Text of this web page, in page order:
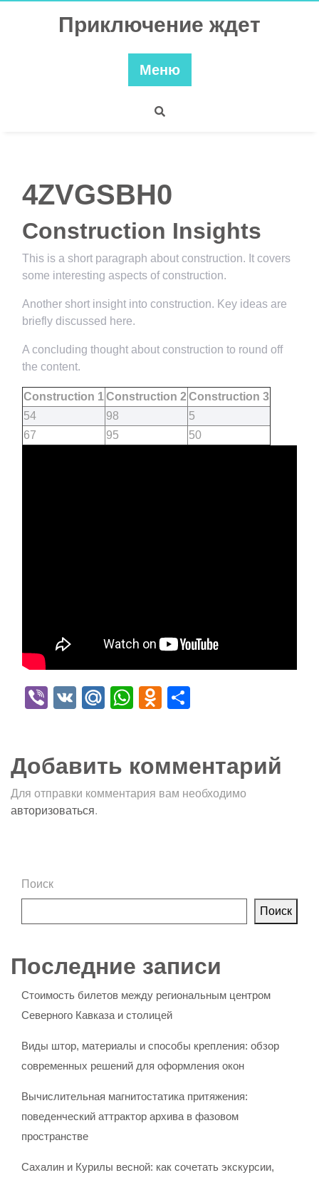
Приключение ждет
Меню
4ZVGSBH0
Construction Insights
This is a short paragraph about construction. It covers
some interesting aspects of construction.
Another short insight into construction. Key ideas are
briefly discussed here.
A concluding thought about construction to round off
the content.
Construction 1Construction 2 Construction 3
54
98
5
67
95 50
Viber
VK Mail.Ru
WhatsApp
Odnoklassniki
Добавить комментарий
Для отправки комментария вам необходимо
авторизоваться.
Поиск
Поиск
Последние записи
Стоимость билетов между региональным центром
Северного Кавказа и столицей
Виды штор, материалы и способы крепления: обзор
современных решений для оформления окон
Вычислительная магнитостатика притяжения:
поведенческий аттрактор архива в фазовом
пространстве
Сахалин и Курилы весной: как сочетать экскурсии,